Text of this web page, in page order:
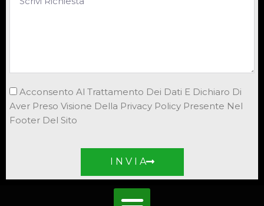
Acconsento Al Trattamento Dei Dati E Dichiaro Di
Aver Preso Visione Della Privacy Policy Presente Nel
Footer Del Sito
I N V I A